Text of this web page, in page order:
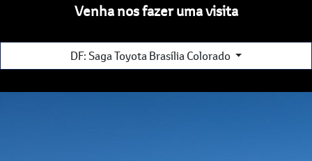
Venha nos fazer uma visita
DF: Saga Toyota Brasília Colorado